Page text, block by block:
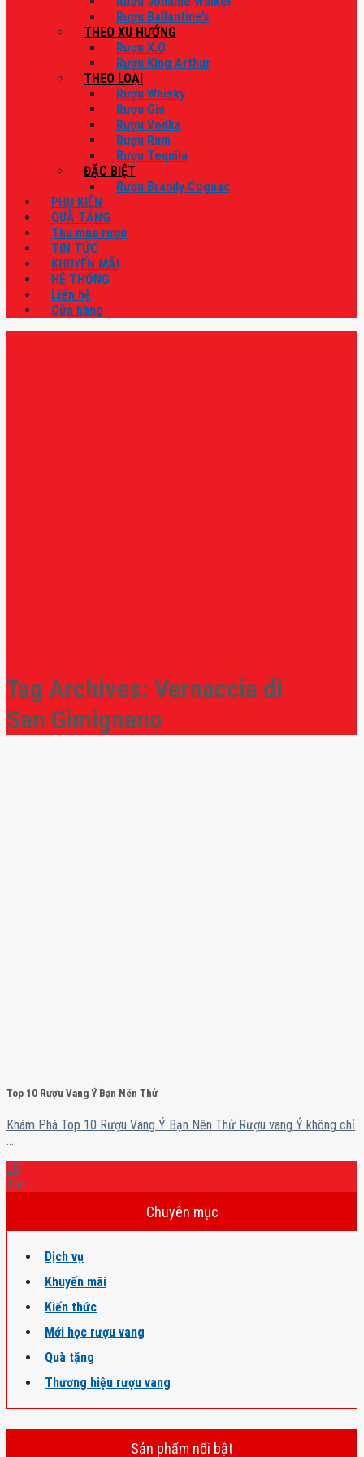
Rượu Ballantine’s
THEO XU HƯỚNG
Rượu X.O
Rượu King Arthur
THEO LOẠI
Rượu Whisky
Rượu Gin
Rượu Vodka
Rượu Rum
Rượu Tequila
ĐẶC BIỆT
Rượu Brandy Cognac
PHỤ KIỆN
QUÀ TẶNG
Thu mua rượu
TIN TỨC
KHUYẾN MÃI
HỆ THỐNG
Liên hệ
Cửa hàng
Tag Archives: Vernaccia di
San Gimignano
Top 10 Rượu Vang Ý Bạn Nên Thử
Khám Phá Top 10 Rượu Vang Ý Bạn Nên Thử Rượu vang Ý không chỉ
...
30
Th4
Chuyên mục
Dịch vụ
Khuyến mãi
Kiến thức
Mới học rượu vang
Quà tặng
Thương hiệu rượu vang
Sản phẩm nổi bật